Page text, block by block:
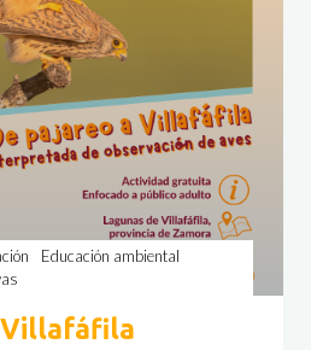
Educación ambiental
Villafáfila